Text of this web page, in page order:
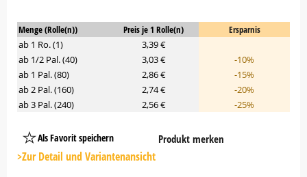
Menge (Rolle(n)) Preis je 1 Rolle(n)
Ersparnis
ab 1 Ro. (1)
3,39 €
ab 1/2 Pal. (40)
3,03 €
-10%
ab 1 Pal. (80)
2,86 €
-15%
ab 2 Pal. (160)
2,74 €
-20%
ab 3 Pal. (240)
2,56 € -25%
Als Favorit speichern
Platzhalter
Button
Produkt merken
>Zur Detail und Variantenansicht